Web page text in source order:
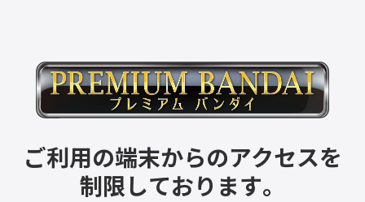
ご利用の端末からのアクセスを
制限しております。